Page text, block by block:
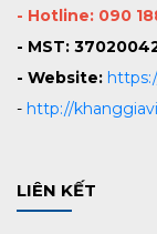
- Hotline: 090
- MST:
- Website:
- http://
LIÊN KẾT